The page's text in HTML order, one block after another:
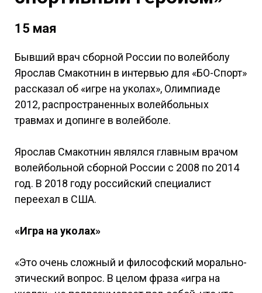
15 мая
Бывший врач сборной России по волейболу
Ярослав Смакотнин в интервью для «БО-Спорт»
рассказал об «игре на уколах», Олимпиаде
2012, распространенных волейбольных
травмах и допинге в волейболе.
Ярослав Смакотнин являлся главным врачом
волейбольной сборной России с 2008 по 2014
год. В 2018 году российский специалист
переехал в США.
«Игра на уколах»
«Это очень сложный и философский морально-
этический вопрос. В целом фраза «игра на